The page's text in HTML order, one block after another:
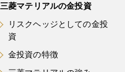
三菱マテリアルの金投資
リスクヘッジとしての金投
資
金投資の特徴